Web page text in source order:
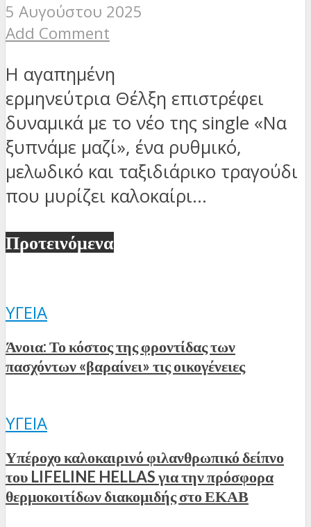
5 Αυγούστου 2025
Add Comment
Η αγαπημένη
ερμηνεύτρια Θέλξη επιστρέφει
δυναμικά με το νέο της single «Να
ξυπνάμε μαζί», ένα ρυθμικό,
μελωδικό και ταξιδιάρικο τραγούδι
που μυρίζει καλοκαίρι...
Προτεινόμενα
ΥΓΕΊΑ
Άνοια: Το κόστος της φροντίδας των
πασχόντων «βαραίνει» τις οικογένειες
ΥΓΕΊΑ
Υπέροχο καλοκαιρινό φιλανθρωπικό δείπνο
του LIFELINE HELLAS για την πρόσφορα
θερμοκοιτίδων διακομιδής στο ΕΚΑΒ